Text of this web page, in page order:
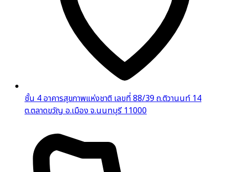
ชั้น 4 อาคารสุขภาพแห่งชาติ เลขที่ 88/39 ถ.ติวานนท์ 14
ต.ตลาดขวัญ อ.เมือง จ.นนทบุรี 11000